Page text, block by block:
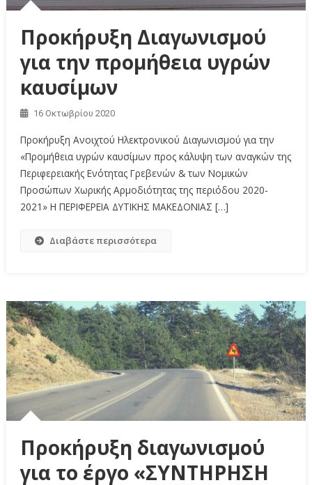
Προκήρυξη Διαγωνισμού
για την προμήθεια υγρών
καυσίμων
16 Οκτωβρίου 2020
Προκήρυξη Ανοιχτού Ηλεκτρονικού Διαγωνισμού για την
«Προμήθεια υγρών καυσίμων προς κάλυψη των αναγκών της
Περιφερειακής Ενότητας Γρεβενών & των Νομικών
Προσώπων Χωρικής Αρμοδιότητας της περιόδου 2020-
2021» Η ΠΕΡΙΦΕΡΕΙΑ ΔΥΤΙΚΗΣ ΜΑΚΕΔΟΝΙΑΣ […]
Διαβάστε περισσότερα
Προκήρυξη διαγωνισμού
για το έργο «ΣΥΝΤΗΡΗΣΗ